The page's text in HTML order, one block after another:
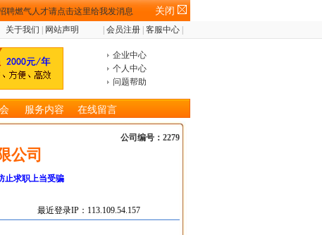
关闭
关于我们 网站声明 会员注册 客服中心
企业中心
个人中心
问题帮助
服务内容 在线留言
公司编号：2279
公司
止求职上当受骗
最近登录IP：113.109.54.157